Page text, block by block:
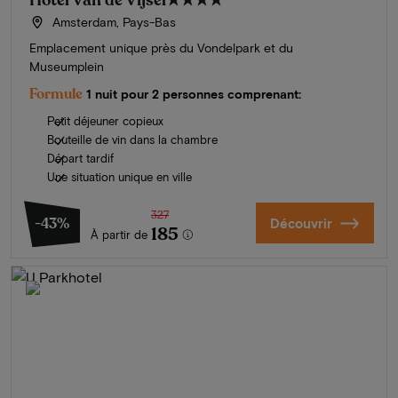
Amsterdam, Pays-Bas
Emplacement unique près du Vondelpark et du
Museumplein
Formule 1 nuit pour 2 personnes comprenant:
Petit déjeuner copieux
Bouteille de vin dans la chambre
Départ tardif
Une situation unique en ville
-43%
À partir de
327
185 Découvrir